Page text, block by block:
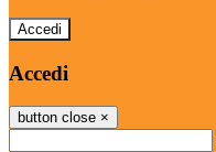
Accedi
Accedi
button close ×